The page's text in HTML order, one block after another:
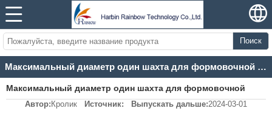
Поиск
Максимальный диаметр один шахта для формовочной гайки 2
Максимальный диаметр один шахта для формовочной
гайки 2
Автор: Кролик Источник: Выпускать дальше:2024-03-01